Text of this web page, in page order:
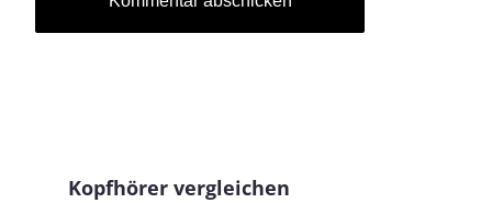
Kopfhörer vergleichen